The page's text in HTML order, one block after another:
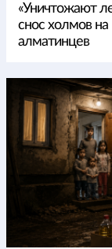
«Уничтожают
снос холмов
алматинцев